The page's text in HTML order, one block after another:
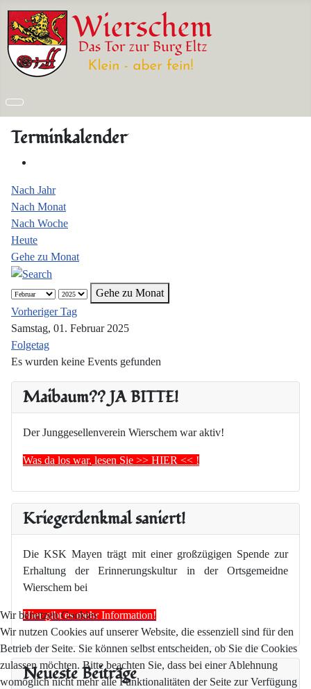
Maibaum?? JA BITTE!
Der Junggesellenverein Wierschem war aktiv!
Was da los war, lesen Sie >> HIER << !
Kriegerdenkmal saniert!
Die KSK Mayen trägt mit einer großzügigen Spende zur
Erhaltung der Erinnerungskultur in der Ortsgemeidne
Wierschem bei
Hier gibt es mehr Information!
Neueste Beiträge
Terminkalender
Nach Jahr
Nach Monat
Nach Woche
Heute
Gehe zu Monat
Gehe zu Monat
Vorheriger Tag
Samstag, 01. Februar 2025
Folgetag
Es wurden keine Events gefunden
Wir benutzen Cookies
Wir nutzen Cookies auf unserer Website, die essenziell sind für den
Betrieb der Seite. Sie können selbst entscheiden, ob Sie die Cookies
zulassen möchten. Bitte beachten Sie, dass bei einer Ablehnung
womöglich nicht mehr alle Funktionalitäten der Seite zur Verfügung